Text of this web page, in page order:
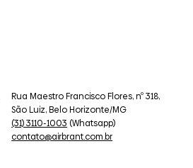
Rua Maestro Francisco Flores, nº 318,
São Luiz, Belo Horizonte/MG
(31) 3110-1003 (Whatsapp)
contato@airbrant.com.br